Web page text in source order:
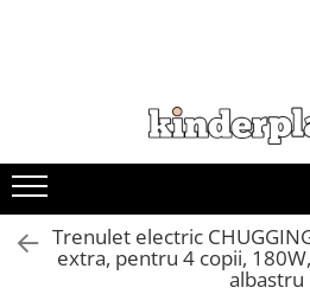
Trenulet electric
extra, pentru 4 copii,
albastru